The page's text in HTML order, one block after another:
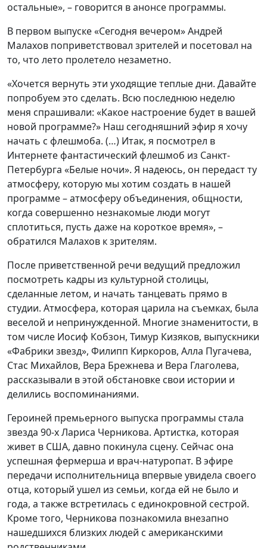
остальные», – говорится в анонсе программы.
В первом выпуске «Сегодня вечером» Андрей
Малахов поприветствовал зрителей и посетовал на
то, что лето пролетело незаметно.
«Хочется вернуть эти уходящие теплые дни. Давайте
попробуем это сделать. Всю последнюю неделю
меня спрашивали: «Какое настроение будет в вашей
новой программе?» Наш сегодняшний эфир я хочу
начать с флешмоба. (…) Итак, я посмотрел в
Интернете фантастический флешмоб из Санкт-
Петербурга «Белые ночи». Я надеюсь, он передаст ту
атмосферу, которую мы хотим создать в нашей
программе – атмосферу объединения, общности,
когда совершенно незнакомые люди могут
сплотиться, пусть даже на короткое время», –
обратился Малахов к зрителям.
После приветственной речи ведущий предложил
посмотреть кадры из культурной столицы,
сделанные летом, и начать танцевать прямо в
студии. Атмосфера, которая царила на съемках, была
веселой и непринужденной. Многие знаменитости, в
том числе Иосиф Кобзон, Тимур Кизяков, выпускники
«Фабрики звезд», Филипп Киркоров, Алла Пугачева,
Стас Михайлов, Вера Брежнева и Вера Глаголева,
рассказывали в этой обстановке свои истории и
делились воспоминаниями.
Героиней премьерного выпуска программы стала
звезда 90-х Лариса Черникова. Артистка, которая
живет в США, давно покинула сцену. Сейчас она
успешная фермерша и врач-натуропат. В эфире
передачи исполнительница впервые увидела своего
отца, который ушел из семьи, когда ей не было и
года, а также встретилась с единокровной сестрой.
Кроме того, Черникова познакомила внезапно
нашедшихся близких людей с американскими